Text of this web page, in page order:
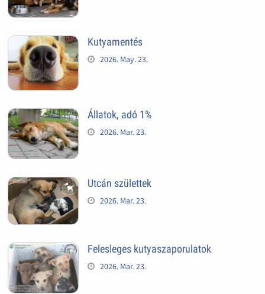
Kutyamentés
2026. May. 23.
Állatok, adó 1%
2026. Mar. 23.
Utcán születtek
2026. Mar. 23.
Felesleges kutyaszaporulatok
2026. Mar. 23.